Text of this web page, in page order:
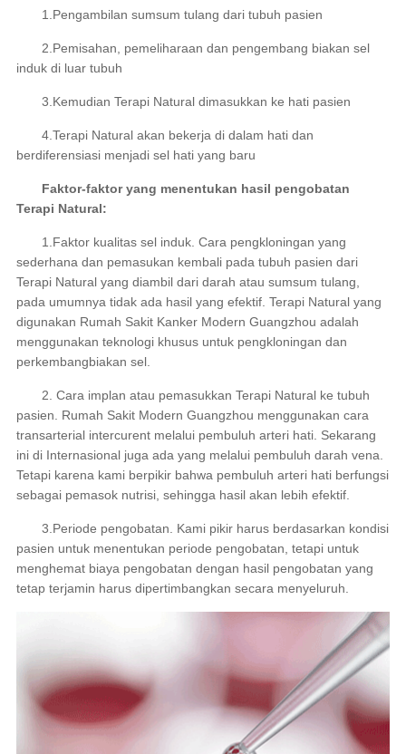
1.Pengambilan sumsum tulang dari tubuh pasien
2.Pemisahan, pemeliharaan dan pengembang biakan sel
induk di luar tubuh
3.Kemudian Terapi Natural dimasukkan ke hati pasien
4.Terapi Natural akan bekerja di dalam hati dan
berdiferensiasi menjadi sel hati yang baru
Faktor-faktor yang menentukan hasil pengobatan
Terapi Natural:
1.Faktor kualitas sel induk. Cara pengkloningan yang
sederhana dan pemasukan kembali pada tubuh pasien dari
Terapi Natural yang diambil dari darah atau sumsum tulang,
pada umumnya tidak ada hasil yang efektif. Terapi Natural yang
digunakan Rumah Sakit Kanker Modern Guangzhou adalah
menggunakan teknologi khusus untuk pengkloningan dan
perkembangbiakan sel.
2. Cara implan atau pemasukkan Terapi Natural ke tubuh
pasien. Rumah Sakit Modern Guangzhou menggunakan cara
transarterial intercurent melalui pembuluh arteri hati. Sekarang
ini di Internasional juga ada yang melalui pembuluh darah vena.
Tetapi karena kami berpikir bahwa pembuluh arteri hati berfungsi
sebagai pemasok nutrisi, sehingga hasil akan lebih efektif.
3.Periode pengobatan. Kami pikir harus berdasarkan kondisi
pasien untuk menentukan periode pengobatan, tetapi untuk
menghemat biaya pengobatan dengan hasil pengobatan yang
tetap terjamin harus dipertimbangkan secara menyeluruh.